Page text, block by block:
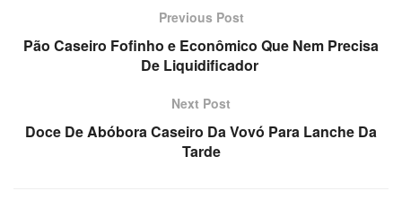
Previous Post
Pão Caseiro Fofinho e Econômico Que Nem Precisa
De Liquidificador
Next Post
Doce De Abóbora Caseiro Da Vovó Para Lanche Da
Tarde